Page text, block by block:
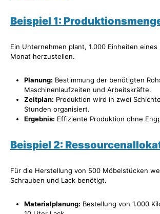
Beispiel 1:
Ein Unternehmen plant, 1.000 Einheiten
Monat herzustellen.
Planung: Bestimmung der benötigten
Maschinenlaufzeiten und Arbeitskräfte.
Zeitplan: Produktion wird in zwei
Stunden organisiert.
Ergebnis: Effiziente Produktion ohne
Beispiel 2:
Für die Herstellung von 500 Möbelstücken
Schrauben und Lack benötigt.
Materialplanung: Bestellung von 1.000